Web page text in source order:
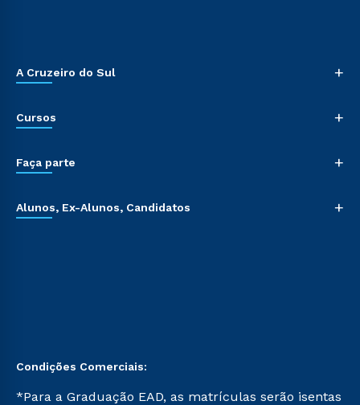
A Cruzeiro do Sul +
Cursos +
Faça parte +
Alunos, Ex-Alunos, Candidatos +
Condições Comerciais:
*Para a Graduação EAD, as matrículas serão isentas